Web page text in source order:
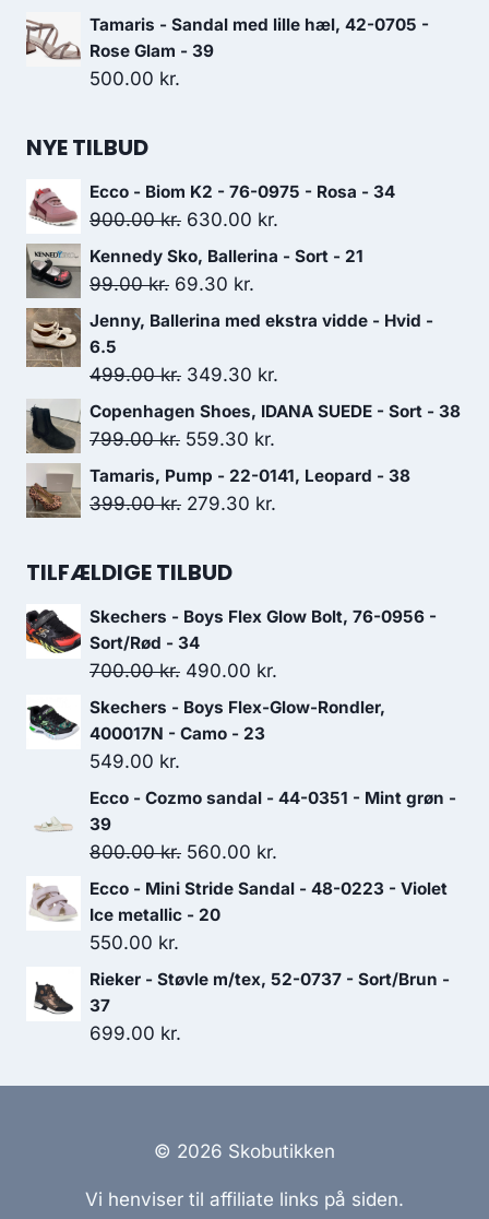
Tamaris - Sandal med lille hæl, 42-0705 -
Rose Glam - 39
500.00 kr.
NYE TILBUD
Ecco - Biom K2 - 76-0975 - Rosa - 34
900.00kr. Den
oprindelige
pris
630.00 kr.
aktuelle
Kennedy Sko, Ballerina - Sort - 21
99.00kr. Den
oprindelige
var:
99.00 kr..
69.30 kr.
aktuelle
er:
69.30 kr..
Jenny, Ballerina med ekstra vidde - Hvid -
6.5
499.00kr. Den
oprindelige
pris
499.00 kr..
349.30 kr.
aktuelle
349.30 kr..
Copenhagen Shoes, IDANA SUEDE - Sort - 38
799.00kr. Den
oprindelige
pris
559.30 kr.
aktuelle
Tamaris, Pump - 22-0141, Leopard - 38
399.00kr. Den
pris
399.00 kr..
279.30 kr.
279.30 kr..
TILFÆLDIGE TILBUD
Skechers - Boys Flex Glow Bolt, 76-0956 -
Sort/Rød - 34
700.00kr. Den
oprindelige
pris
700.00 kr..
490.00 kr.
aktuelle
490.00 kr..
Skechers - Boys Flex-Glow-Rondler,
400017N - Camo - 23
549.00 kr.
Ecco - Cozmo sandal - 44-0351 - Mint grøn -
39
800.00kr. Den
oprindelige
pris
800.00 kr..
560.00 kr.
aktuelle
560.00 kr..
Ecco - Mini Stride Sandal - 48-0223 - Violet
Ice metallic - 20
550.00 kr.
Rieker - Støvle m/tex, 52-0737 - Sort/Brun -
37
699.00 kr.
© 2026 Skobutikken
Vi henviser til affiliate links på siden.